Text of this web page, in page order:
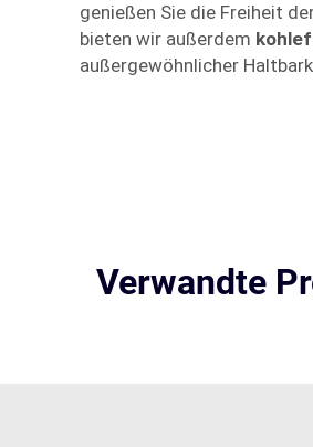
genießen Sie die Freiheit
bieten wir außerdem
außergewöhnlicher
Verwandte